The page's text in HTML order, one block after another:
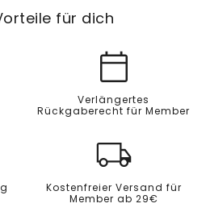
für dich
Verlängertes
Rückgaberecht für Member
Kostenfreier Versand für
Member ab 29€